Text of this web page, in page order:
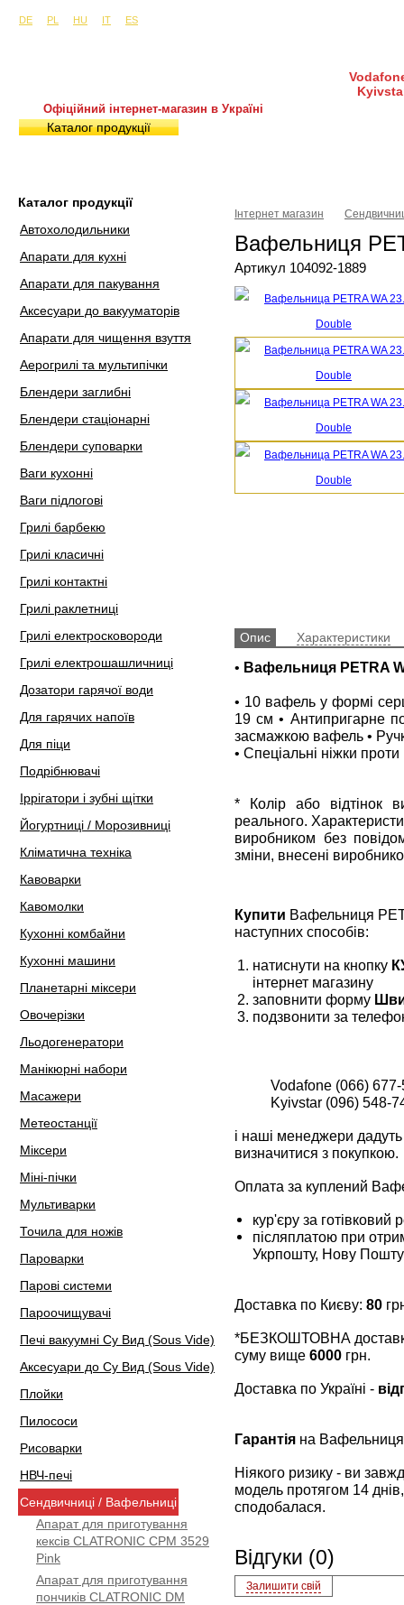
DE
PL HU IT ES
Офіційний інтернет-магазин в Україні
Каталог продукції
Каталог продукції
Автохолодильники
Апарати для кухні
Апарати для пакування
Аксесуари до вакууматорів
Апарати для чищення взуття
Аерогрилі та мультипічки
Блендери заглибні
Блендери стаціонарні
Блендери суповарки
Ваги кухонні
Ваги підлогові
Грилі барбекю
Грилі класичні
Грилі контактні
Грилі раклетниці
Грилі електросковороди
Грилі електрошашличниці
Дозатори гарячої води
Для гарячих напоїв
Для піци
Подрібнювачі
Іррігатори і зубні щітки
Йогуртниці / Морозивниці
Кліматична техніка
Кавоварки
Кавомолки
Кухонні комбайни
Кухонні машини
Планетарні міксери
Овочерізки
Льодогенератори
Манікюрні набори
Масажери
Метеостанції
Міксери
Міні-пічки
Мультиварки
Точила для ножів
Пароварки
Парові системи
Пароочищувачі
Печі вакуумні Су Вид (Sous Vide)
Аксесуари до Су Вид (Sous Vide)
Плойки
Пилососи
Рисоварки
НВЧ-печі
Сендвичниці / Вафельниці
Апарат для приготування
кексів CLATRONIC CPM 3529
Pink
Апарат для приготування
пончиків CLATRONIC DM
Інтернет магазин
Вафельниця
Артикул 104092-1889
Опис Характеристики
• Вафельниця PETRA
• 10 вафель у формі
19 см • Антипригарне
засмажкою вафель •
• Спеціальні ніжки
* Колір або відтінок
реального.
виробником без
зміни, внесені
Купити Вафельниця
наступних способів:
натиснути на кнопку
інтернет магазину
заповнити форму
подзвонити за
Vodafone (066)
Kyivstar (096) 548-
і наші менеджери
визначитися з покупкою.
Оплата за куплений
кур'єру за готівковий
післяплатою при
Укрпошту, Нову
Доставка по Києву: 80
*БЕЗКОШТОВНА
суму вище 6000 грн.
Доставка по Україні -
Гарантія на
Ніякого ризику - ви
модель протягом 14
сподобалася.
Відгуки (0)
Залишити свій